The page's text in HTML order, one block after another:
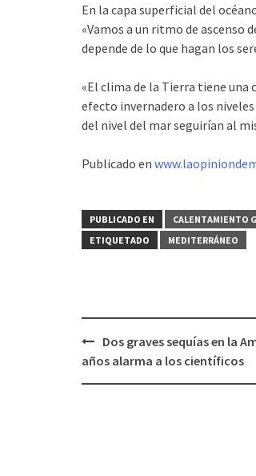
En la capa superficial del
«Vamos a un ritmo de ascenso
depende de lo que hagan los
«El clima de la Tierra tiene una
efecto invernadero a los
del nivel del mar seguirían al
Publicado en
PUBLICADO EN CALENTAMIENTO
ETIQUETADO
MEDITERRÁNEO
Navegación
Dos graves sequías en la
años alarma a los científicos